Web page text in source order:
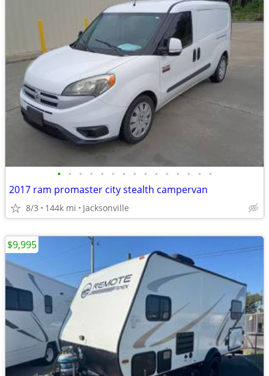
• • • • • • • • • • • • • • •
2017 ram promaster city stealth campervan
8/3 144k mi Jacksonville
$9,995